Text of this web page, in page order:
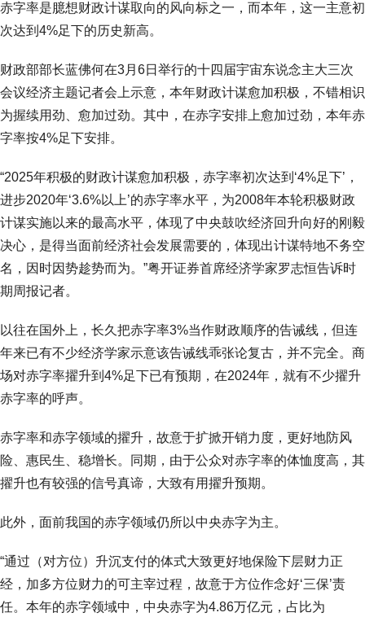
赤字率是臆想财政计谋取向的风向标之一，而本年，这一主意初
次达到4%足下的历史新高。
财政部部长蓝佛何在3月6日举行的十四届宇宙东说念主大三次
会议经济主题记者会上示意，本年财政计谋愈加积极，不错相识
为握续用劲、愈加过劲。其中，在赤字安排上愈加过劲，本年赤
字率按4%足下安排。
“2025年积极的财政计谋愈加积极，赤字率初次达到‘4%足下’，
进步2020年‘3.6%以上’的赤字率水平，为2008年本轮积极财政
计谋实施以来的最高水平，体现了中央鼓吹经济回升向好的刚毅
决心，是得当面前经济社会发展需要的，体现出计谋特地不务空
名，因时因势趁势而为。”粤开证券首席经济学家罗志恒告诉时
期周报记者。
以往在国外上，长久把赤字率3%当作财政顺序的告诫线，但连
年来已有不少经济学家示意该告诫线乖张论复古，并不完全。商
场对赤字率擢升到4%足下已有预期，在2024年，就有不少擢升
赤字率的呼声。
赤字率和赤字领域的擢升，故意于扩掀开销力度，更好地防风
险、惠民生、稳增长。同期，由于公众对赤字率的体恤度高，其
擢升也有较强的信号真谛，大致有用擢升预期。
此外，面前我国的赤字领域仍所以中央赤字为主。
“通过（对方位）升沉支付的体式大致更好地保险下层财力正
经，加多方位财力的可主宰过程，故意于方位作念好‘三保’责
任。本年的赤字领域中，中央赤字为4.86万亿元，占比为